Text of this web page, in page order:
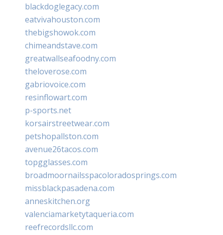
blackdoglegacy.com
eatvivahouston.com
thebigshowok.com
chimeandstave.com
greatwallseafoodny.com
theloverose.com
gabriovoice.com
resinflowart.com
p-sports.net
korsairstreetwear.com
petshopallston.com
avenue26tacos.com
topgglasses.com
broadmoornailsspacoloradosprings.com
missblackpasadena.com
anneskitchen.org
valenciamarketytaqueria.com
reefrecordsllc.com